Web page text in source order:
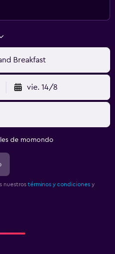
Breakfast
vie. 14/8
de momondo
nuestros términos y condiciones y